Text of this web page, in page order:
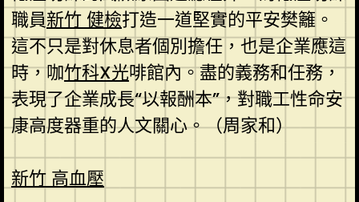
職員新竹 健檢打造一道堅實的平安樊籬。
這不只是對休息者個別擔任，也是企業應這
時，咖竹科X光啡館內。盡的義務和任務，
表現了企業成長“以報酬本”，對職工性命安
康高度器重的人文關心。（周家和）
新竹 高血壓